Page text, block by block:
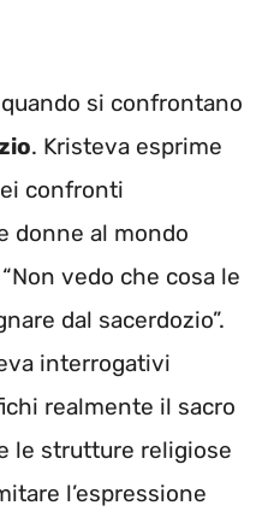
si confrontano
. Kristeva esprime
confronti
donne al mondo
vedo che cosa le
dal sacerdozio”.
interrogativi
realmente il sacro
le strutture religiose
l’espressione